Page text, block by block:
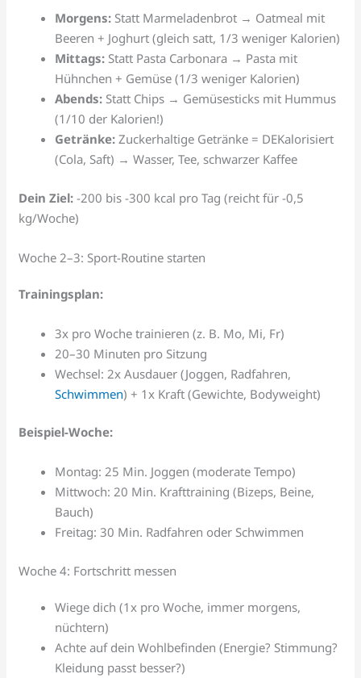
Morgens: Statt Marmeladenbrot → Oatmeal mit
Beeren + Joghurt (gleich satt, 1/3 weniger Kalorien)
Mittags: Statt Pasta Carbonara → Pasta mit
Hühnchen + Gemüse (1/3 weniger Kalorien)
Abends: Statt Chips → Gemüsesticks mit Hummus
(1/10 der Kalorien!)
Getränke: Zuckerhaltige Getränke = DEKalorisiert
(Cola, Saft) → Wasser, Tee, schwarzer Kaffee
Dein Ziel: -200 bis -300 kcal pro Tag (reicht für -0,5
kg/Woche)
Woche 2–3: Sport-Routine starten
Trainingsplan:
3x pro Woche trainieren (z. B. Mo, Mi, Fr)
20–30 Minuten pro Sitzung
Wechsel: 2x Ausdauer (Joggen, Radfahren,
Schwimmen) + 1x Kraft (Gewichte, Bodyweight)
Beispiel-Woche:
Montag: 25 Min. Joggen (moderate Tempo)
Mittwoch: 20 Min. Krafttraining (Bizeps, Beine,
Bauch)
Freitag: 30 Min. Radfahren oder Schwimmen
Woche 4: Fortschritt messen
Wiege dich (1x pro Woche, immer morgens,
nüchtern)
Achte auf dein Wohlbefinden (Energie? Stimmung?
Kleidung passt besser?)